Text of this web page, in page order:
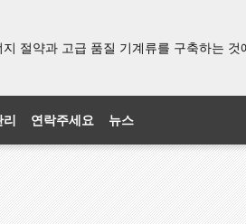
절약과 고급 품질 기계류를 구축하는 것
리 연락주세요 뉴스